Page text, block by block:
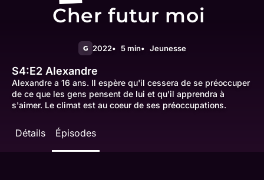
Cher futur moi
G 2022 5 min Jeunesse
S4:E2 Alexandre
Alexandre a 16 ans. Il espère qu'il cessera de se préoccuper
de ce que les gens pensent de lui et qu'il apprendra à
s'aimer. Le climat est au coeur de ses préoccupations.
Détails Épisodes